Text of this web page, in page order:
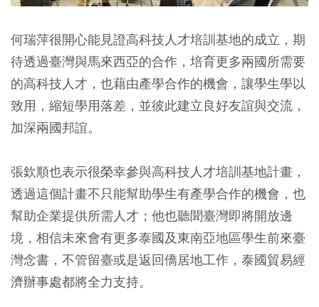
何瑞萍很開心能見證高科技人才培訓基地的成立，期
待透過臺灣與馬來西亞的合作，培育更多兩國所需要
的高科技人才，也藉由產學合作的機會，讓學生學以
致用，縮短學用落差，並彼此建立良好友誼與交流，
加深兩國邦誼。
張欽順也表示很榮幸參與高科技人才培訓基地計畫，
透過這個計畫不只能幫助學生有產學合作的機會，也
幫助企業提供所需人才；他也聽聞臺灣即將開放邊
境，相信未來會有更多泰國及東南亞地區學生前來臺
灣念書，不管留臺或是返回僑居地工作，泰國貿易經
濟辦事處都將全力支持。